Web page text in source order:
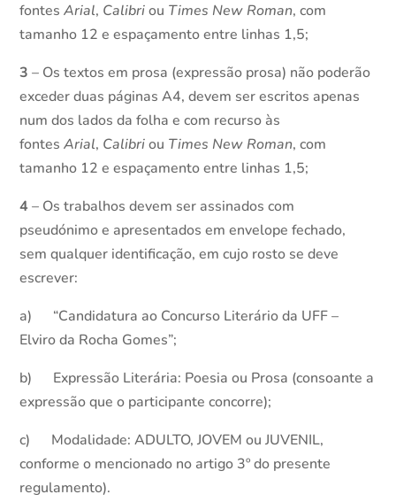
fontesArial, Calibriou Times New Roman, com
tamanho 12 e espaçamento entre linhas 1,5;
3 – Os textos em prosa (expressão prosa) não poderão
exceder duas páginas A4, devem ser escritos apenas
num dos lados da folha e com recurso às
fontesArial, Calibriou Times New Roman, com
tamanho 12 e espaçamento entre linhas 1,5;
4– Os trabalhos devem ser assinados com
pseudónimo e apresentados em envelope fechado,
sem qualquer identificação, em cujo rosto se deve
escrever:
a) “Candidatura ao Concurso Literário da UFF –
Elviro da Rocha Gomes”;
b) Expressão Literária: Poesia ou Prosa (consoante a
expressão que o participante concorre);
c) Modalidade: ADULTO, JOVEM ou JUVENIL,
conforme o mencionado no artigo 3º do presente
regulamento).